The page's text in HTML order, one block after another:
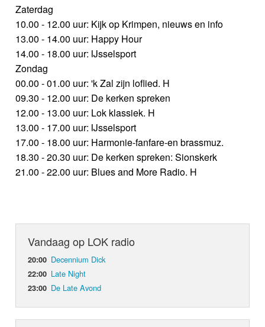
Zaterdag
10.00 - 12.00 uur: Kijk op Krimpen, nieuws en info
13.00 - 14.00 uur: Happy Hour
14.00 - 18.00 uur: IJsselsport
Zondag
00.00 - 01.00 uur: 'k Zal zijn loflied. H
09.30 - 12.00 uur: De kerken spreken
12.00 - 13.00 uur: Lok klassiek. H
13.00 - 17.00 uur: IJsselsport
17.00 - 18.00 uur: Harmonie-fanfare-en brassmuz.
18.30 - 20.30 uur: De kerken spreken: Sionskerk
21.00 - 22.00 uur: Blues and More Radio. H
Vandaag op LOK radio
20:00 Decennium Dick
22:00 Late Night
23:00 De Late Avond